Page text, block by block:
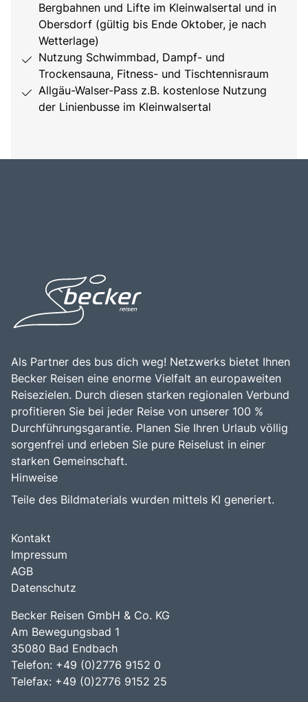
Bergbahnen und Lifte im Kleinwalsertal und in
Obersdorf (gültig bis Ende Oktober, je nach
Wetterlage)
Nutzung Schwimmbad, Dampf- und
Trockensauna, Fitness- und Tischtennisraum
Allgäu-Walser-Pass z.B. kostenlose Nutzung
der Linienbusse im Kleinwalsertal
Als Partner des bus dich weg! Netzwerks bietet Ihnen
Becker Reisen eine enorme Vielfalt an europaweiten
Reisezielen. Durch diesen starken regionalen Verbund
profitieren Sie bei jeder Reise von unserer 100 %
Durchführungsgarantie. Planen Sie Ihren Urlaub völlig
sorgenfrei und erleben Sie pure Reiselust in einer
starken Gemeinschaft.
Hinweise
Teile des Bildmaterials wurden mittels KI generiert.
Kontakt
Impressum
AGB
Datenschutz
Becker Reisen GmbH & Co. KG
Am Bewegungsbad 1
35080 Bad Endbach
Telefon: +49 (0)2776 9152 0
Telefax: +49 (0)2776 9152 25